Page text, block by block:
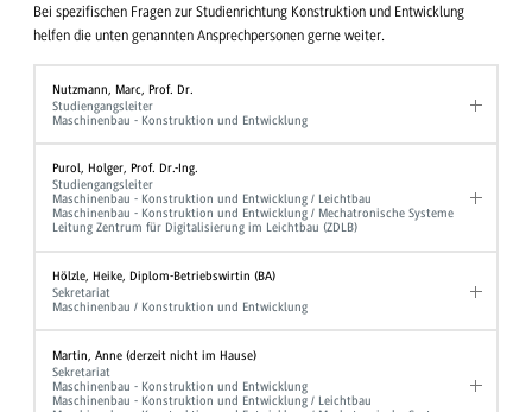
Bei spezifischen Fragen zur Studienrichtung Konstruktion und Entwicklung
helfen die unten genannten Ansprechpersonen gerne weiter.
Nutzmann, Marc, Prof. Dr.
Studiengangsleiter
Maschinenbau - Konstruktion und Entwicklung
Purol, Holger, Prof. Dr.-Ing.
Studiengangsleiter
Maschinenbau - Konstruktion und Entwicklung / Leichtbau
Maschinenbau - Konstruktion und Entwicklung / Mechatronische Systeme
Leitung Zentrum für Digitalisierung im Leichtbau (ZDLB)
Hölzle, Heike, Diplom-Betriebswirtin (BA)
Sekretariat
Maschinenbau / Konstruktion und Entwicklung
Martin, Anne (derzeit nicht im Hause)
Sekretariat
Maschinenbau - Konstruktion und Entwicklung
Maschinenbau - Konstruktion und Entwicklung / Leichtbau